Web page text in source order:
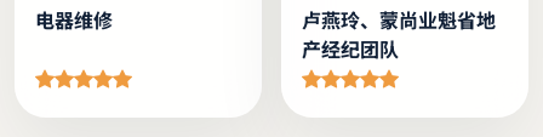
电器维修
卢燕玲、蒙尚业魁省地
产经纪团队